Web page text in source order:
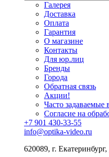
Галерея
Доставка
Оплата
Гарантия
О магазине
Контакты
Для юр.лиц
Бренды
Города
Обратная связь
Акции!
Часто задаваемые
Согласие на
+7 901 430-33-55
info@optika-video.ru
620089, г.